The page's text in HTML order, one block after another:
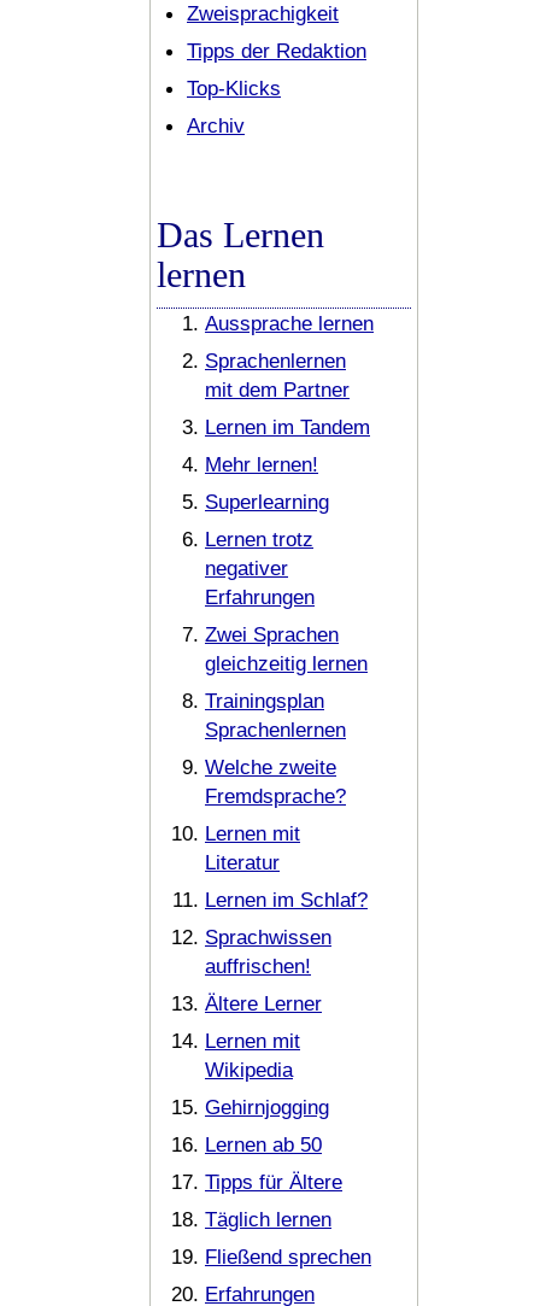
Zweisprachigkeit
Tipps der Redaktion
Top-Klicks
Archiv
Das Lernen
lernen
Aussprache lernen
Sprachenlernen
mit dem Partner
Lernen im Tandem
Mehr lernen!
Superlearning
Lernen trotz
negativer
Erfahrungen
Zwei Sprachen
gleichzeitig lernen
Trainingsplan
Sprachenlernen
Welche zweite
Fremdsprache?
Lernen mit
Literatur
Lernen im Schlaf?
Sprachwissen
auffrischen!
Ältere Lerner
Lernen mit
Wikipedia
Gehirnjogging
Lernen ab 50
Tipps für Ältere
Täglich lernen
Fließend sprechen
Erfahrungen